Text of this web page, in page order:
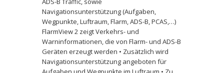
Navigationsunterstützung (Aufgaben,
Wegpunkte, Luftraum, Flarm, ADS-B, PCAS,…)
FlarmView 2 zeigt Verkehrs- und
Warninformationen, die von Flarm- und ADS-B
Geräten erzeugt werden • Zusätzlich wird
Navigationsunterstützung angeboten für